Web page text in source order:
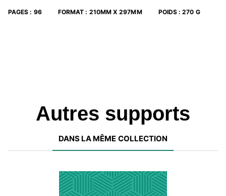
PAGES : 96 FORMAT : 210MM X 297MM POIDS :270 G
Autres supports
DANS LA MÊME COLLECTION